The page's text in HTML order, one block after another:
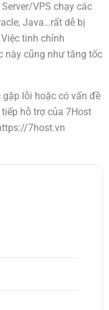
VPS chạy các
Java…rất dễ bị
tinh chỉnh
này cũng như tăng tốc
lỗi hoặc có vấn đề
hỗ trợ của 7Host
7host.vn